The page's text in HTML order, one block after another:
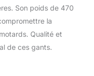
Son poids de 470
la
Qualité et
de ces gants.